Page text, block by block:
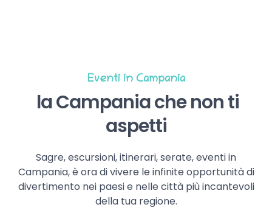
Eventi in Campania
la Campania che non ti
aspetti
Sagre, escursioni, itinerari, serate, eventi in
Campania, è ora di vivere le infinite opportunità di
divertimento nei paesi e nelle città più incantevoli
della tua regione.